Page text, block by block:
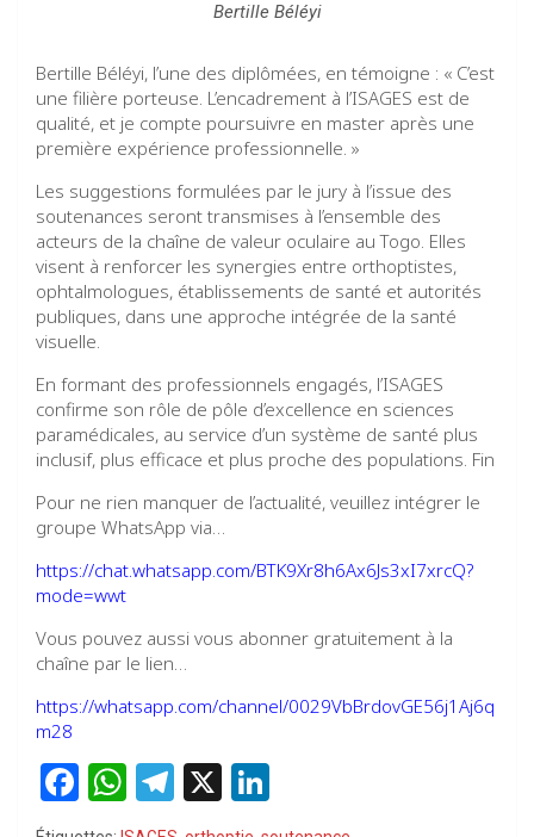
Bertille Béléyi
Bertille Béléyi, l’une des diplômées, en témoigne : « C’est
une filière porteuse. L’encadrement à l’ISAGES est de
qualité, et je compte poursuivre en master après une
première expérience professionnelle. »
Les suggestions formulées par le jury à l’issue des
soutenances seront transmises à l’ensemble des
acteurs de la chaîne de valeur oculaire au Togo. Elles
visent à renforcer les synergies entre orthoptistes,
ophtalmologues, établissements de santé et autorités
publiques, dans une approche intégrée de la santé
visuelle.
En formant des professionnels engagés, l’ISAGES
confirme son rôle de pôle d’excellence en sciences
paramédicales, au service d’un système de santé plus
inclusif, plus efficace et plus proche des populations. Fin
Pour ne rien manquer de l’actualité, veuillez intégrer le
groupe WhatsApp via…
https://chat.whatsapp.com/BTK9Xr8h6Ax6Js3xI7xrcQ?
mode=wwt
Vous pouvez aussi vous abonner gratuitement à la
chaîne par le lien…
https://whatsapp.com/channel/0029VbBrdovGE56j1Aj6q
m28
F
a
W
h
T
el
X